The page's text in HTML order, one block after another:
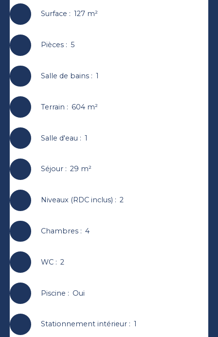
Surface : 127 m²
Pièces: 5
Salle de bains: 1
Terrain : 604 m²
Salle d'eau : 1
Séjour: 29 m²
Niveaux (RDC inclus) : 2
Chambres: 4
WC: 2
Piscine : Oui
Stationnement intérieur: 1